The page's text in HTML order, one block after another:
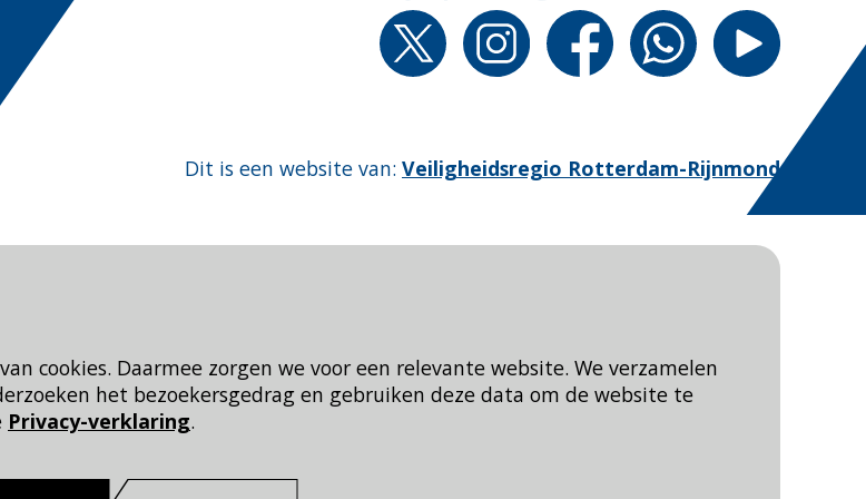
cookies. Daarmee zorgen we voor een relevante website. We verzamelen
het bezoekersgedrag en gebruiken deze data om de website te
Privacy-verklaring.
Dit is een website van: Veiligheidsregio Rotterdam-Rijnmond